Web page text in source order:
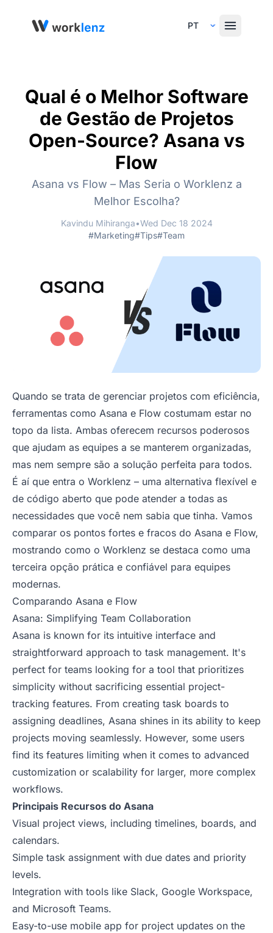
Select Language
Qual é o Melhor Software
de Gestão de Projetos
Open-Source? Asana vs
Flow
Asana vs Flow – Mas Seria o Worklenz a
Melhor Escolha?
Kavindu Mihiranga•Wed Dec 18 2024
#Marketing#Tips#Team
Quando se trata de gerenciar projetos com eficiência,
ferramentas como Asana e Flow costumam estar no
topo da lista. Ambas oferecem recursos poderosos
que ajudam as equipes a se manterem organizadas,
mas nem sempre são a solução perfeita para todos.
É aí que entra o Worklenz – uma alternativa flexível e
de código aberto que pode atender a todas as
necessidades que você nem sabia que tinha. Vamos
comparar os pontos fortes e fracos do Asana e Flow,
mostrando como o Worklenz se destaca como uma
terceira opção prática e confiável para equipes
modernas.
Comparando Asana e Flow
Asana: Simplifying Team Collaboration
Asana is known for its intuitive interface and
straightforward approach to task management. It's
perfect for teams looking for a tool that prioritizes
simplicity without sacrificing essential project-
tracking features. From creating task boards to
assigning deadlines, Asana shines in its ability to keep
projects moving seamlessly. However, some users
find its features limiting when it comes to advanced
customization or scalability for larger, more complex
workflows.
Principais Recursos do Asana
Visual project views, including timelines, boards, and
calendars.
Simple task assignment with due dates and priority
levels.
Integration with tools like Slack, Google Workspace,
and Microsoft Teams.
Easy-to-use mobile app for project updates on the